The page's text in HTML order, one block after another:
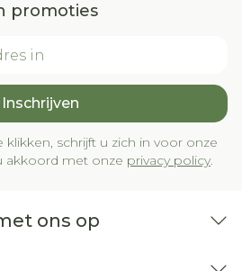
promoties
Inschrijven
schrijft u zich in voor onze
akkoord met onze privacy policy.
ons op